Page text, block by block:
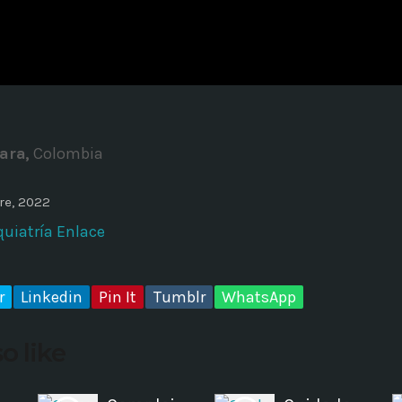
Time
Colombia
2022
Enlace
Linkedin Pin It Tumblr WhatsApp